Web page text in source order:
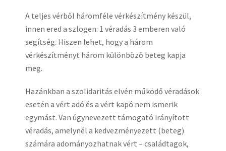
A teljes vérből háromféle vérkészítmény készül,
innen ered a szlogen: 1 véradás 3 emberen való
segítség. Hiszen lehet, hogy a három
vérkészítményt három különböző beteg kapja
meg.
Hazánkban a szolidaritás elvén működő véradások
esetén a vért adó és a vért kapó nem ismerik
egymást. Van úgynevezett támogató irányított
véradás, amelynél a kedvezményezett (beteg)
számára adományozhatnak vért – családtagok,